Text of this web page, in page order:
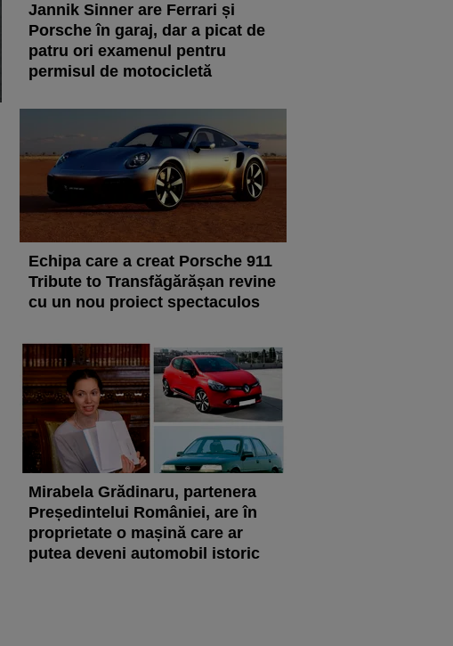
Jannik Sinner are Ferrari și
Porsche în garaj, dar a picat de
patru ori examenul pentru
permisul de motocicletă
Echipa care a creat Porsche 911
Tribute to Transfăgărășan revine
cu un nou proiect spectaculos
Mirabela Grădinaru, partenera
Președintelui României, are în
proprietate o mașină care ar
putea deveni automobil istoric